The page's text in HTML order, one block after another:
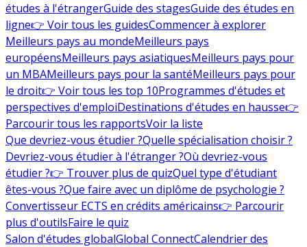
études à l'étrangerGuide des stagesGuide des études en
ligne👉 Voir tous les guidesCommencer à explorer
Meilleurs pays au mondeMeilleurs pays
européensMeilleurs pays asiatiquesMeilleurs pays pour
un MBAMeilleurs pays pour la santéMeilleurs pays pour
le droit👉 Voir tous les top 10Programmes d'études et
perspectives d'emploiDestinations d'études en hausse👉
Parcourir tous les rapportsVoir la liste
Que devriez-vous étudier ?Quelle spécialisation choisir ?
Devriez-vous étudier à l'étranger ?Où devriez-vous
étudier ?👉 Trouver plus de quizQuel type d'étudiant
êtes-vous ?Que faire avec un diplôme de psychologie ?
Convertisseur ECTS en crédits américains👉 Parcourir
plus d'outilsFaire le quiz
Salon d'études globalGlobal ConnectCalendrier des